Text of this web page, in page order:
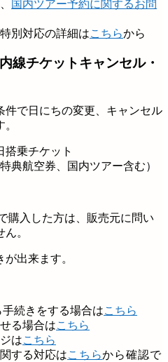
国内ツアー予約に関するお問
別対応の詳細はこちらから
線チケットキャンセル・
で日にちの変更、キャンセル
搭乗チケット
典航空券、国内ツアー含む）
購入した方は、販売元に問い
。
出来ます。
続きをする場合はこちら
る場合はこちら
はこちら
する対応はこちらから確認で